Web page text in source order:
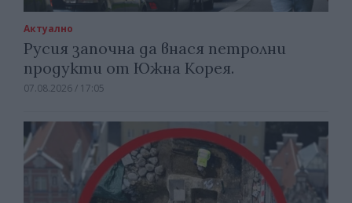
Актуално
Русия започна да внася петролни
продукти от Южна Корея.
07.08.2026 / 17:05